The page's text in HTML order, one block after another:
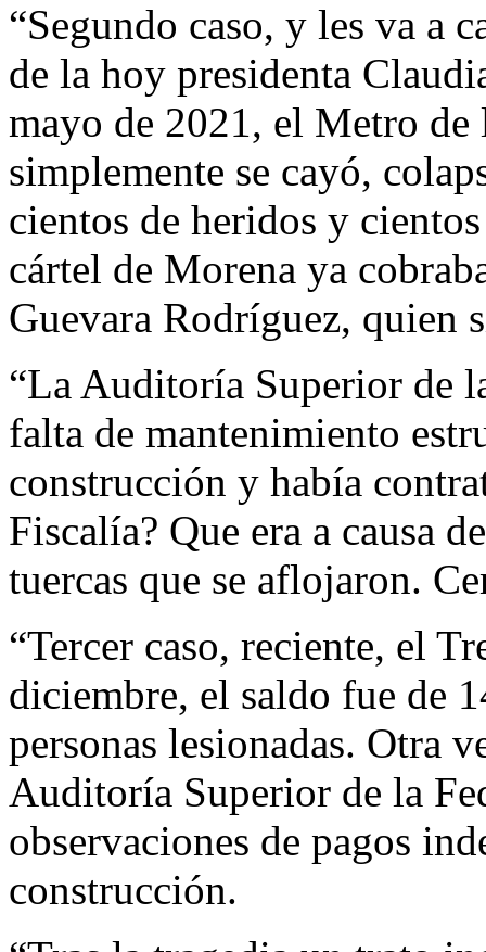
“Segundo caso, y les va a
de la hoy presidenta
mayo de 2021, el Metro
simplemente se cayó,
cientos de heridos y
cártel de Morena ya
Guevara Rodríguez, quien
“La Auditoría Superior de
falta de mantenimiento
construcción y había
Fiscalía? Que era a causa
tuercas que se aflojaron.
“Tercer caso, reciente, el
diciembre, el saldo fue de
personas lesionadas. Otra
Auditoría Superior de la
observaciones de pagos
construcción.